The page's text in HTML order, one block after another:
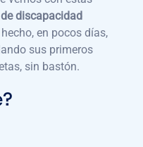
discapacidad
hecho, en pocos días,
sus primeros
sin bastón.